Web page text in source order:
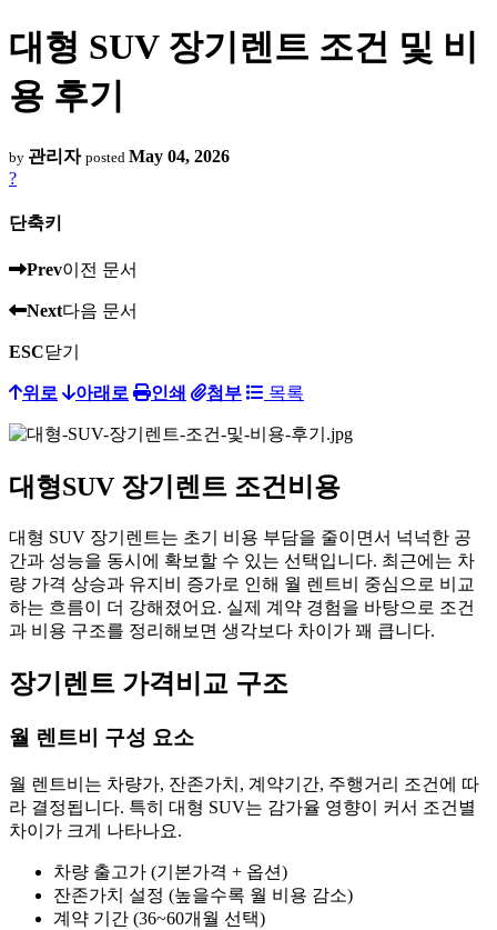
대형 SUV 장기렌트 조건 및 비
용 후기
by 관리자 posted May 04, 2026
?
단축키
Prev이전 문서
Next다음 문서
ESC닫기
위로 아래로 인쇄 첨부 목록
대형SUV 장기렌트 조건비용
대형 SUV 장기렌트는 초기 비용 부담을 줄이면서 넉넉한 공
간과 성능을 동시에 확보할 수 있는 선택입니다. 최근에는 차
량 가격 상승과 유지비 증가로 인해 월 렌트비 중심으로 비교
하는 흐름이 더 강해졌어요. 실제 계약 경험을 바탕으로 조건
과 비용 구조를 정리해보면 생각보다 차이가 꽤 큽니다.
장기렌트 가격비교 구조
월 렌트비 구성 요소
월 렌트비는 차량가, 잔존가치, 계약기간, 주행거리 조건에 따
라 결정됩니다. 특히 대형 SUV는 감가율 영향이 커서 조건별
차이가 크게 나타나요.
차량 출고가 (기본가격 + 옵션)
잔존가치 설정 (높을수록 월 비용 감소)
계약 기간 (36~60개월 선택)